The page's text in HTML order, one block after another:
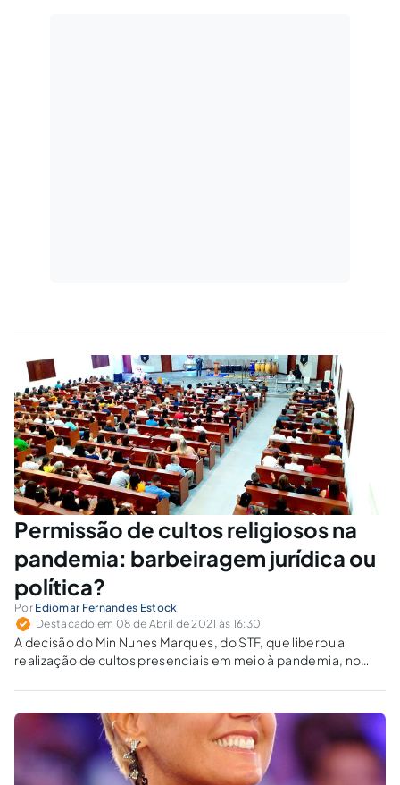
Permissão de cultos religiosos na
pandemia: barbeiragem jurídica ou
política?
Por Ediomar Fernandes Estock
Destacado em 08 de Abril de 2021 às 16:30
A decisão do Min Nunes Marques, do STF, que liberou a
realização de cultos presenciais em meio à pandemia, no